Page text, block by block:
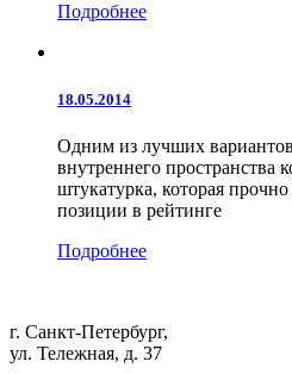
Подробнее
18.05.2014
Одним из лучших
внутреннего пространства
штукатурка, которая
позиции в рейтинге
Подробнее
г. Санкт-Петербург,
ул. Тележная, д. 37